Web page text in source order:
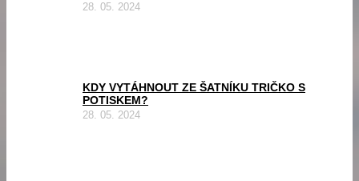
28. 05. 2024
KDY VYTÁHNOUT ZE ŠATNÍKU TRIČKO S
POTISKEM?
28. 05. 2024